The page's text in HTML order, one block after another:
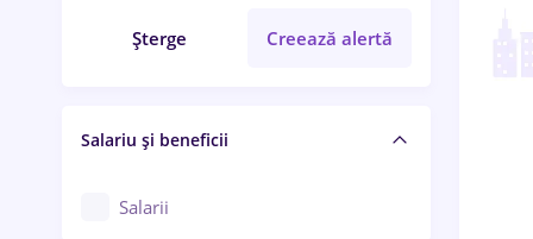
Șterge Creează alertă
Salariu și beneficii
Salarii